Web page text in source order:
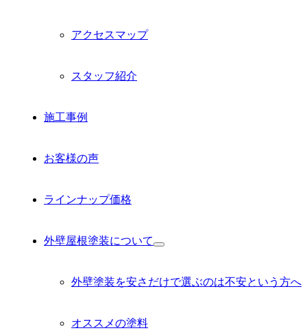
アクセスマップ
スタッフ紹介
施工事例
お客様の声
ラインナップ価格
外壁屋根塗装について
サ
ニ
外壁塗装を安さだけで選ぶのは不安という方へ
オススメの塗料